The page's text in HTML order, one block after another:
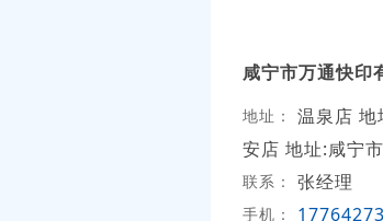
咸宁市万通快印
地址：
温泉店
安店 地址:咸宁
联系： 张经理
手机：